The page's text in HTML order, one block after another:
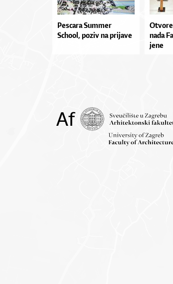
Pescara Summer
School, poziv na prijave
na­da
je­ne